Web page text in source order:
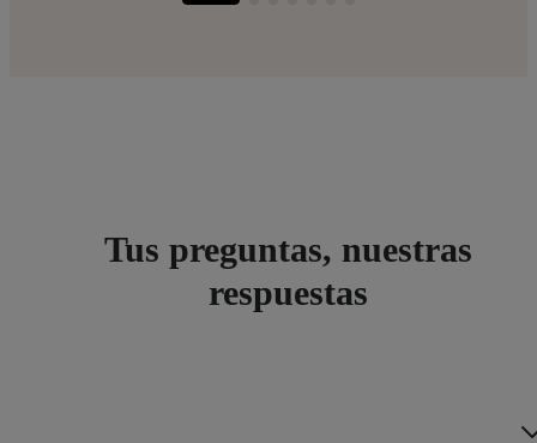
Tus preguntas, nuestras
respuestas